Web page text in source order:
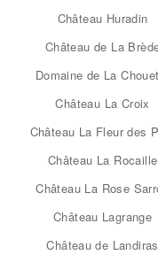
Château Huradin
Château de La
Domaine de La
Château La Croix
Château La Fleur des
Château La Rocaille
Château La Rose
Château Lagrange
Château de Landiras